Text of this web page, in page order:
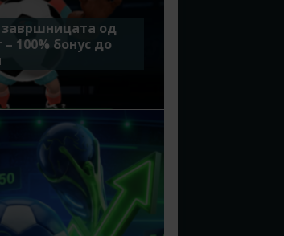
завршницата од
– 100% бонус до